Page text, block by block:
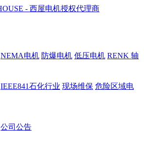
NEMA电机 防爆电机 低压电机 RENK 轴
IEEE841石化行业 现场维保 危险区域电
公司公告